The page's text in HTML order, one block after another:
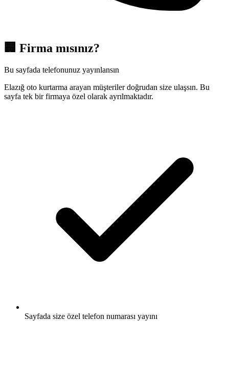
🏢 Firma mısınız?
Bu sayfada telefonunuz yayınlansın
Elazığ oto kurtarma arayan müşteriler doğrudan size ulaşsın. Bu
sayfa tek bir firmaya özel olarak ayrılmaktadır.
Sayfada size özel telefon numarası yayını